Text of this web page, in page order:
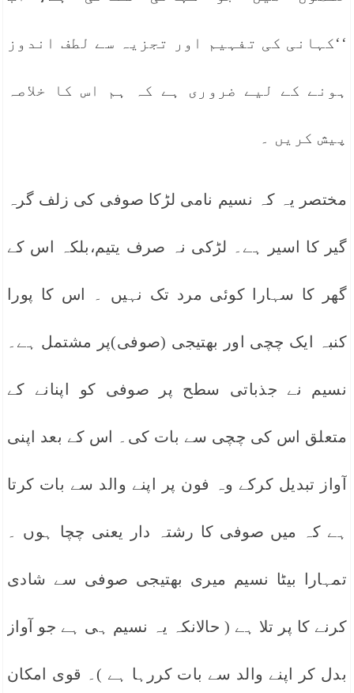
‘‘کہانی کی تفہیم اور تجزیہ سے لطف اندوز
ہونے کے لیے ضروری ہے کہ ہم اس کا خلاصہ
پیش کریں ۔
مختصر یہ کہ نسیم نامی لڑکا صوفی کی زلف گرہ
گیر کا اسیر ہے۔ لڑکی نہ صرف یتیم،بلکہ اس کے
گھر کا سہارا کوئی مرد تک نہیں ۔ اس کا پورا
کنبہ ایک چچی اور بھتیجی (صوفی)پر مشتمل ہے۔
نسیم نے جذباتی سطح پر صوفی کو اپنانے کے
متعلق اس کی چچی سے بات کی۔ اس کے بعد اپنی
آواز تبدیل کرکے وہ فون پر اپنے والد سے بات کرتا
ہے کہ میں صوفی کا رشتہ دار یعنی چچا ہوں ۔
تمہارا بیٹا نسیم میری بھتیجی صوفی سے شادی
کرنے کا پر تلا ہے ( حالانکہ یہ نسیم ہی ہے جو آواز
بدل کر اپنے والد سے بات کررہا ہے )۔ قوی امکان